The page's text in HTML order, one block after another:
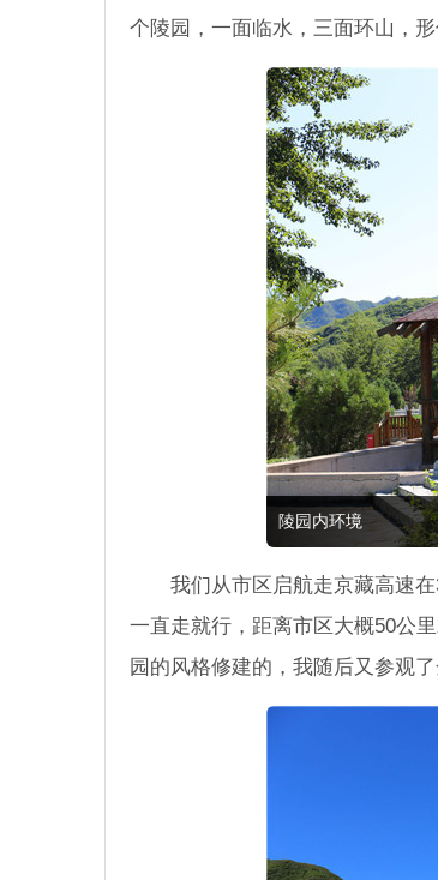
个陵园，一面临水，三面环山，
陵园内环境
我们从市区启航走京藏高速
一直走就行，距离市区大概50公
园的风格修建的，我随后又参观